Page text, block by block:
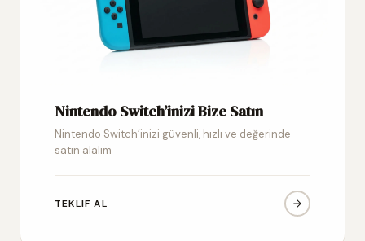
Nintendo Switch’inizi Bize Satın
Nintendo Switch’inizi güvenli, hızlı ve değerinde
satın alalım
TEKLIF AL